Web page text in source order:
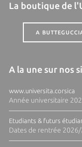
La boutique de
A
A la une sur nos
www.universita.corsica
Année universitaire
Etudiants & futurs
Dates de rentrée